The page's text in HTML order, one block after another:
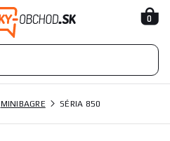
0
MINIBAGRE SÉRIA 850